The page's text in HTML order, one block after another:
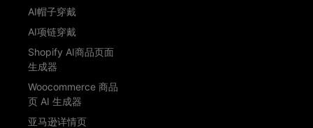
AI帽子穿戴
AI项链穿戴
Shopify AI商品页面
生成器
Woocommerce 商品
页 AI 生成器
亚马逊详情页